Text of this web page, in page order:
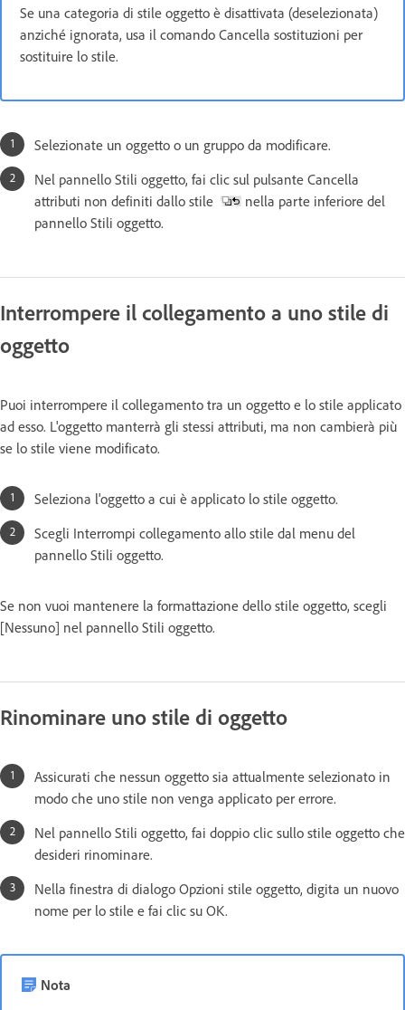
Se una categoria di stile oggetto è disattivata (deselezionata)
anziché ignorata, usa il comando Cancella sostituzioni per
sostituire lo stile.
Selezionate un oggetto o un gruppo da modificare.
Nel pannello Stili oggetto, fai clic sul pulsante Cancella
attributi non definiti dallo stile
nella parte inferiore del
pannello Stili oggetto.
Interrompere il collegamento a uno stile di
oggetto
Puoi interrompere il collegamento tra un oggetto e lo stile applicato
ad esso. L'oggetto manterrà gli stessi attributi, ma non cambierà più
se lo stile viene modificato.
Seleziona l'oggetto a cui è applicato lo stile oggetto.
Scegli Interrompi collegamento allo stile dal menu del
pannello Stili oggetto.
Se non vuoi mantenere la formattazione dello stile oggetto, scegli
[Nessuno] nel pannello Stili oggetto.
Rinominare uno stile di oggetto
Assicurati che nessun oggetto sia attualmente selezionato in
modo che uno stile non venga applicato per errore.
Nel pannello Stili oggetto, fai doppio clic sullo stile oggetto che
desideri rinominare.
Nella finestra di dialogo Opzioni stile oggetto, digita un nuovo
nome per lo stile e fai clic su OK.
Nota